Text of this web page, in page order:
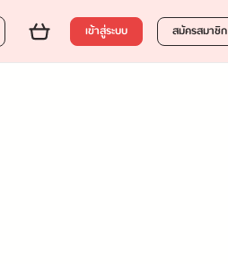
เข้าสู่ระบบ สมัครสมาชิก
% 275.00
ส่งของขวัญ ใส่ตะกร้า